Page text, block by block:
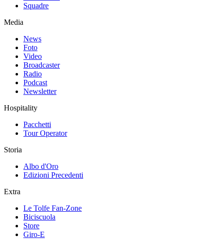
Squadre
Media
News
Foto
Video
Broadcaster
Radio
Podcast
Newsletter
Hospitality
Pacchetti
Tour Operator
Storia
Albo d'Oro
Edizioni Precedenti
Extra
Le Tolfe Fan-Zone
Biciscuola
Store
Giro-E